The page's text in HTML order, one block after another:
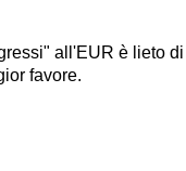
all'EUR è lieto di
favore.